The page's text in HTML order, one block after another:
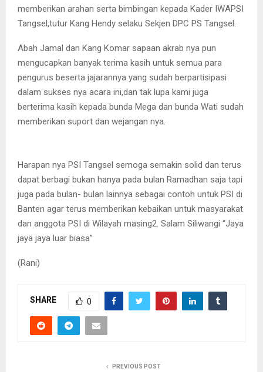
memberikan arahan serta bimbingan kepada Kader IWAPSI
Tangsel,tutur Kang Hendy selaku Sekjen DPC PS Tangsel.
Abah Jamal dan Kang Komar sapaan akrab nya pun
mengucapkan banyak terima kasih untuk semua para
pengurus beserta jajarannya yang sudah berpartisipasi
dalam sukses nya acara ini,dan tak lupa kami juga
berterima kasih kepada bunda Mega dan bunda Wati sudah
memberikan suport dan wejangan nya.
Harapan nya PSI Tangsel semoga semakin solid dan terus
dapat berbagi bukan hanya pada bulan Ramadhan saja tapi
juga pada bulan- bulan lainnya sebagai contoh untuk PSI di
Banten agar terus memberikan kebaikan untuk masyarakat
dan anggota PSI di Wilayah masing2. Salam Siliwangi “Jaya
jaya jaya luar biasa”
(Rani)
SHARE 0
PREVIOUS POST